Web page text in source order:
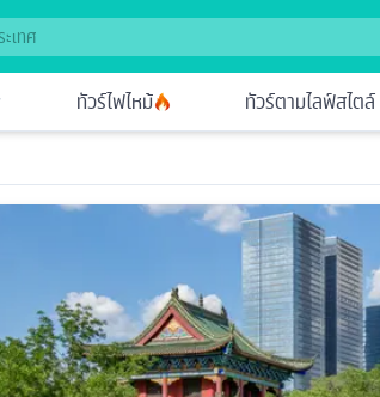
ทัวร์ไฟไหม้ ทัวร์ตามไลฟ์สไตล์